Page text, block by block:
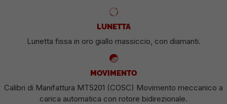
LUNETTA
Lunetta fissa in oro giallo massiccio, con diamanti.
MOVIMENTO
Calibri di Manifattura MT5201 (COSC) Movimento meccanico a
carica automatica con rotore bidirezionale.